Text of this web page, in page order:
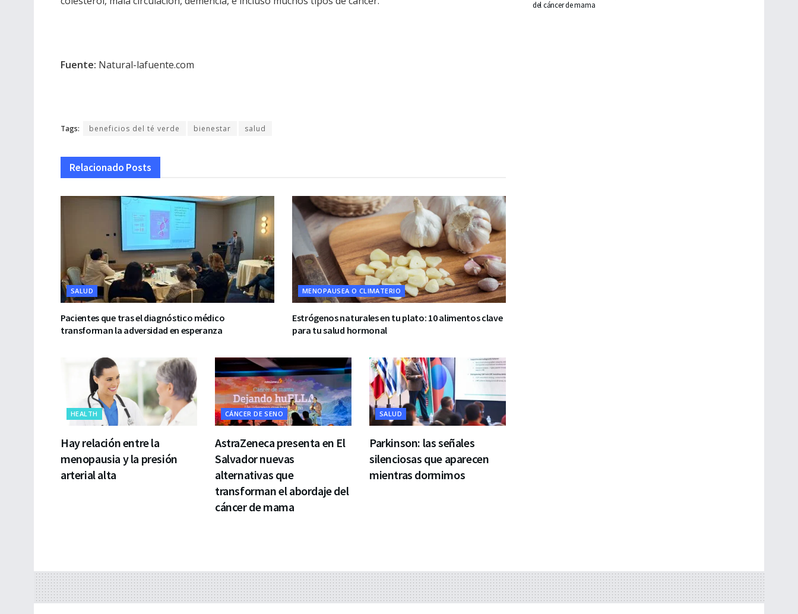
Fuente: Natural-lafuente.com
Tags: beneficios del té verde bienestar salud
Relacionado Posts
SALUD
Pacientes que tras el diagnóstico médico
transforman la adversidad en esperanza
MENOPAUSEA O CLIMATERIO
Estrógenos naturales en tu plato: 10 alimentos clave
para tu salud hormonal
HEALTH
Hay relación entre la
menopausia y la presión
arterial alta
CÁNCER DE SENO
AstraZeneca presenta en El
Salvador nuevas
alternativas que
transforman el abordaje del
cáncer de mama
SALUD
Parkinson: las señales
silenciosas que aparecen
mientras dormimos
del cáncer de mama